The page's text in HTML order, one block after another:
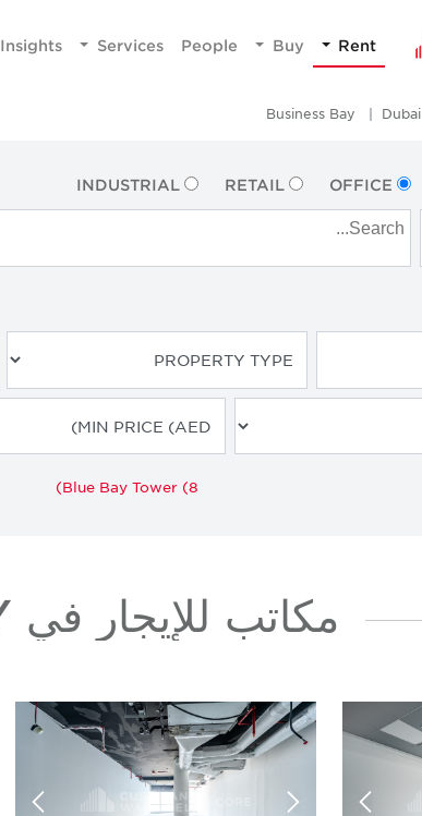
Rent
Buy
People
Services
Insights
Dubai
Business Bay
OFFICE
RETAIL
INDUSTRIAL
Blue Bay Tower (8)
مكاتب للإيجار في BUSINESS BAY